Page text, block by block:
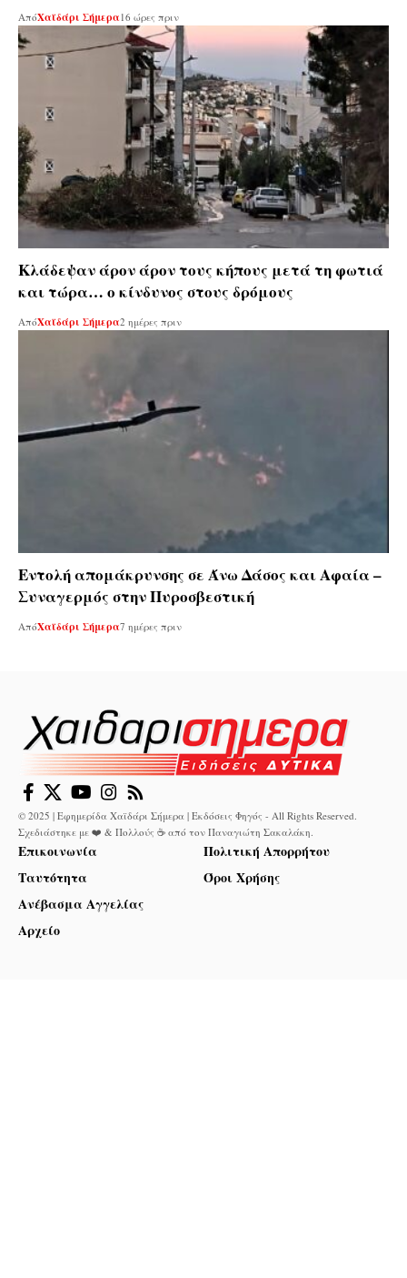
ΑπόΧαϊδάρι Σήμερα16 ώρες πριν
Κλάδεψαν άρον άρον τους κήπους μετά τη φωτιά
και τώρα… ο κίνδυνος στους δρόμους
ΑπόΧαϊδάρι Σήμερα2 ημέρες πριν
Εντολή απομάκρυνσης σε Άνω Δάσος και Αφαία –
Συναγερμός στην Πυροσβεστική
ΑπόΧαϊδάρι Σήμερα7 ημέρες πριν
© 2025 | Εφημερίδα Χαϊδάρι Σήμερα | Εκδόσεις Φηγός - All Rights Reserved.
Σχεδιάστηκε με ❤️ & Πολλούς ☕ από τον Παναγιώτη Σακαλάκη.
Επικοινωνία
Ταυτότητα
Ανέβασμα Αγγελίας
Αρχείο
Πολιτική Απορρήτου
Όροι Χρήσης